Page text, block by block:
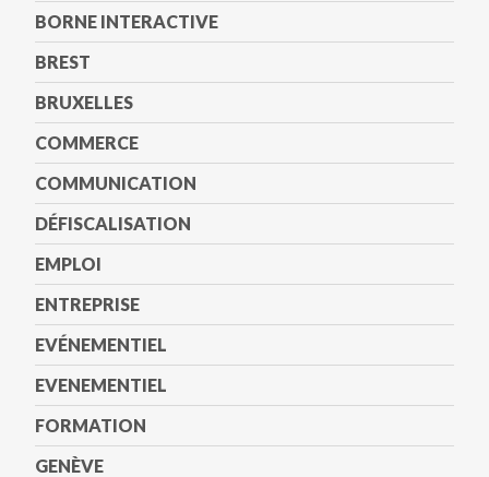
BORNE INTERACTIVE
BREST
BRUXELLES
COMMERCE
COMMUNICATION
DÉFISCALISATION
EMPLOI
ENTREPRISE
EVÉNEMENTIEL
EVENEMENTIEL
FORMATION
GENÈVE